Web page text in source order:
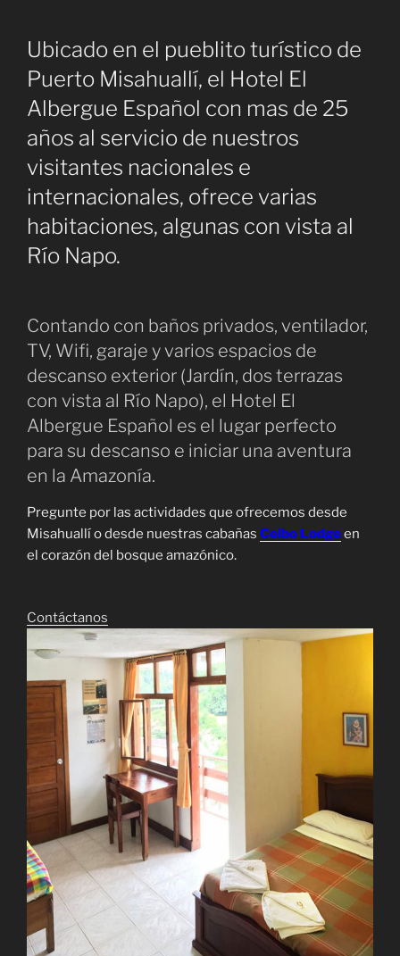
Ubicado en el pueblito turístico de
Puerto Misahuallí, el Hotel El
Albergue Español con mas de 25
años al servicio de nuestros
visitantes nacionales e
internacionales, ofrece varias
habitaciones, algunas con vista al
Río Napo.
Contando con baños privados, ventilador,
TV, Wifi, garaje y varios espacios de
descanso exterior (Jardín, dos terrazas
con vista al Río Napo), el Hotel El
Albergue Español es el lugar perfecto
para su descanso e iniciar una aventura
en la Amazonía.
Pregunte por las actividades que ofrecemos desde
Misahuallí o desde nuestras cabañas Ceibo Lodgeen
el corazón del bosque amazónico.
Contáctanos